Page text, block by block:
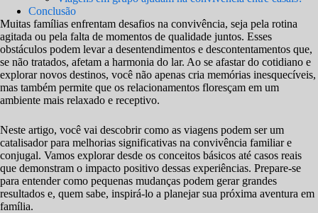
Conclusão
Muitas famílias enfrentam desafios na convivência, seja pela rotina
agitada ou pela falta de momentos de qualidade juntos. Esses
obstáculos podem levar a desentendimentos e descontentamentos que,
se não tratados, afetam a harmonia do lar. Ao se afastar do cotidiano e
explorar novos destinos, você não apenas cria memórias inesquecíveis,
mas também permite que os relacionamentos floresçam em um
ambiente mais relaxado e receptivo.
Neste artigo, você vai descobrir como as viagens podem ser um
catalisador para melhorias significativas na convivência familiar e
conjugal. Vamos explorar desde os conceitos básicos até casos reais
que demonstram o impacto positivo dessas experiências. Prepare-se
para entender como pequenas mudanças podem gerar grandes
resultados e, quem sabe, inspirá-lo a planejar sua próxima aventura em
família.